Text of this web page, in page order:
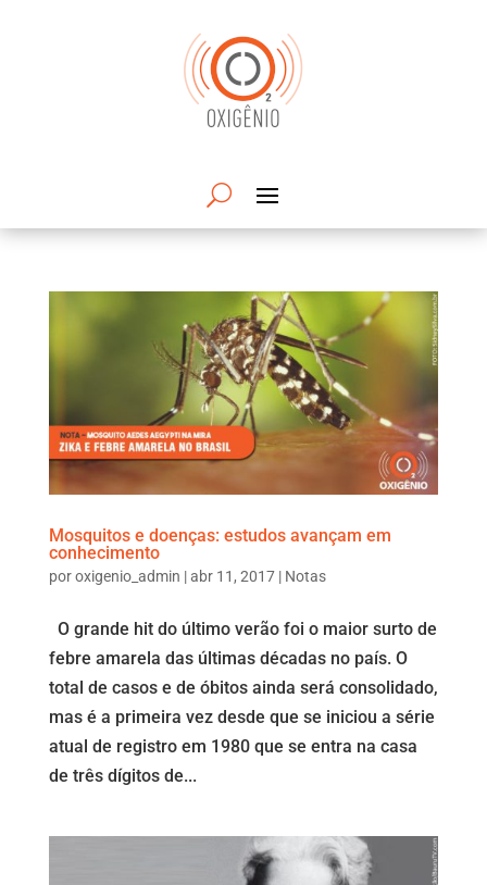
Mosquitos e doenças: estudos avançam em
conhecimento
poroxigenio_admin |abr 11, 2017| Notas
O grande hit do último verão foi o maior surto de
febre amarela das últimas décadas no país. O
total de casos e de óbitos ainda será consolidado,
mas é a primeira vez desde que se iniciou a série
atual de registro em 1980 que se entra na casa
de três dígitos de...